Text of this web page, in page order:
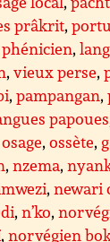
prâkrit,
phénicien,
,vieux perse,
,pampangan,
papoues
osage,ossète,
,nzema,
,newari
,n’ko,
,norvégien